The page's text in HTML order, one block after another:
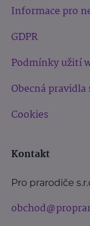
Informace pro
GDPR
Podmínky užití
Obecná pravidla
Cookies
Kontakt
Pro prarodiče